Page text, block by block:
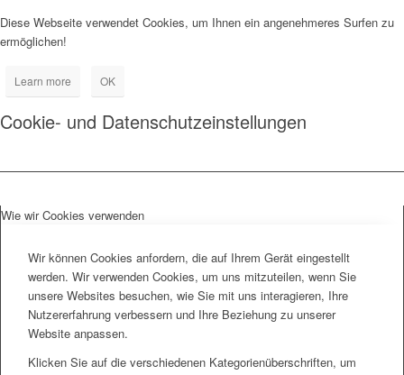
Diese Webseite verwendet Cookies, um Ihnen ein angenehmeres Surfen zu
ermöglichen!
Learn more OK
Cookie- und Datenschutzeinstellungen
Wie wir Cookies verwenden
Wir können Cookies anfordern, die auf Ihrem Gerät eingestellt
werden. Wir verwenden Cookies, um uns mitzuteilen, wenn Sie
unsere Websites besuchen, wie Sie mit uns interagieren, Ihre
Nutzererfahrung verbessern und Ihre Beziehung zu unserer
Website anpassen.
Klicken Sie auf die verschiedenen Kategorienüberschriften, um